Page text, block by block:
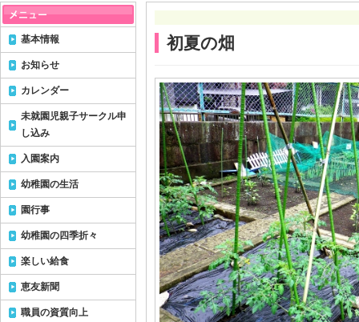
初夏の畑
基本情報
お知らせ
カレンダー
未就園児親子サークル申
し込み
入園案内
幼稚園の生活
園行事
幼稚園の四季折々
楽しい給食
恵友新聞
職員の資質向上